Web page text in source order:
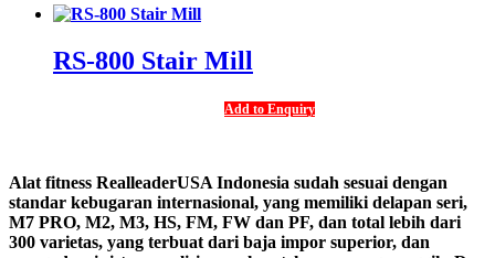
RS-800 Stair Mill
Add to Enquiry
Alat fitness RealleaderUSA Indonesia sudah sesuai dengan
standar kebugaran internasional, yang memiliki delapan seri,
M7 PRO, M2, M3, HS, FM, FW dan PF, dan total lebih dari
300 varietas, yang terbuat dari baja impor superior, dan